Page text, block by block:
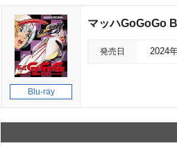
Blu-ray
マッハGoGoGo
発売日 2024